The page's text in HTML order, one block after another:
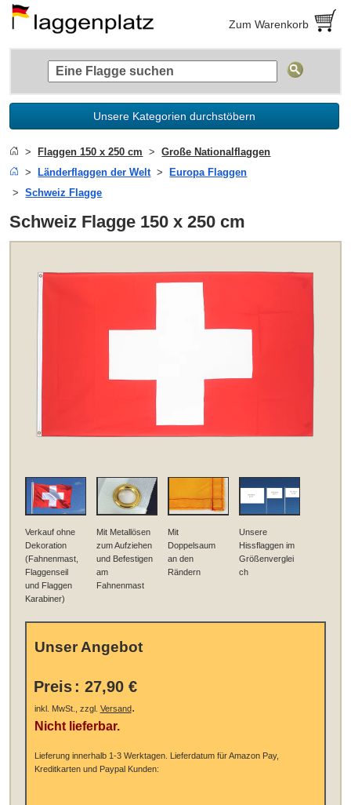
Zum Warenkorb
Unsere Kategorien durchstöbern
Flaggen 150 x 250 cm
Große Nationalflaggen
Länderflaggen der Welt
Europa Flaggen
Schweiz Flagge
Schweiz Flagge 150 x 250 cm
Verkauf ohne
Dekoration
(Fahnenmast,
Flaggenseil
und Flaggen
Karabiner)
Mit Metallösen
zum Aufziehen
und Befestigen
am
Fahnenmast
Mit
Doppelsaum
an den
Rändern
Unsere
Hissflaggen im
Größenverglei
ch
Unser Angebot
Preis : 27,90 €
inkl. MwSt., zzgl. Versand.
Nicht lieferbar.
Lieferung innerhalb 1-3 Werktagen. Lieferdatum für Amazon Pay,
Kreditkarten und Paypal Kunden: